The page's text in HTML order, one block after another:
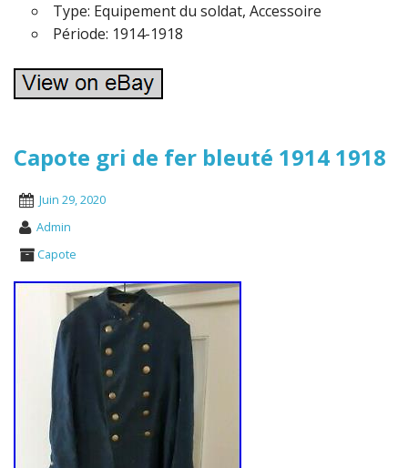
Type: Equipement du soldat, Accessoire
Période: 1914-1918
Capote gri de fer bleuté 1914 1918
Juin 29, 2020
Admin
Capote